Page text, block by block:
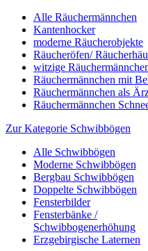
Alle Räuchermännchen
Kantenhocker
moderne Räucherobjekte
Räucheröfen/
witzige
Räuchermännchen mit
Räuchermännchen als
Räuchermännchen
Zur Kategorie Schwibbögen
Alle Schwibbögen
Moderne Schwibbögen
Bergbau Schwibbögen
Doppelte Schwibbögen
Fensterbilder
Fensterbänke /
Schwibbogenerhöhung
Erzgebirgische Laternen